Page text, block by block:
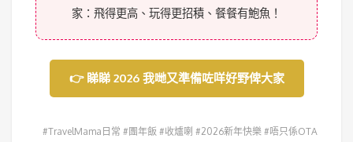
家：飛得更高、玩得更招積、餐餐有鮑魚！
👉 睇睇 2026 我哋又準備咗咩好野俾大家
#TravelMama日常 #團年飯 #收爐喇 #2026新年快樂 #唔只係OTA